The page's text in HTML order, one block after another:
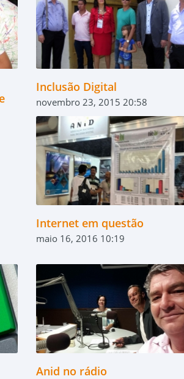
Inclusão Digital
novembro 23, 2015 20:58
Internet em questão
maio 16, 2016 10:19
Anid no rádio